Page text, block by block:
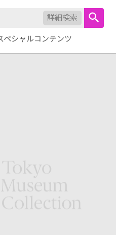
詳細検索
ペシャルコンテンツ